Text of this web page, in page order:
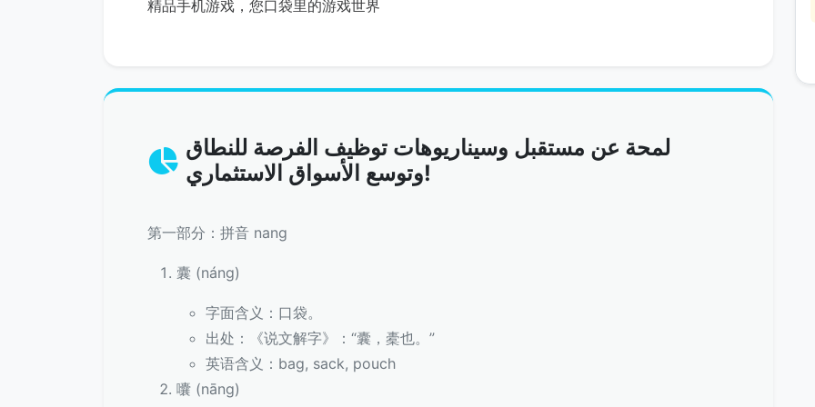
精品手机游戏，您口袋里的游戏世界
لمحة عن مستقبل وسيناريوهات توظيف الفرصة للنطاق
وتوسع الأسواق الاستثماري!
第一部分：拼音 nang
囊 (náng)
字面含义：口袋。
出处：《说文解字》：“囊，橐也。”
英语含义：bag, sack, pouch
囔 (nāng)